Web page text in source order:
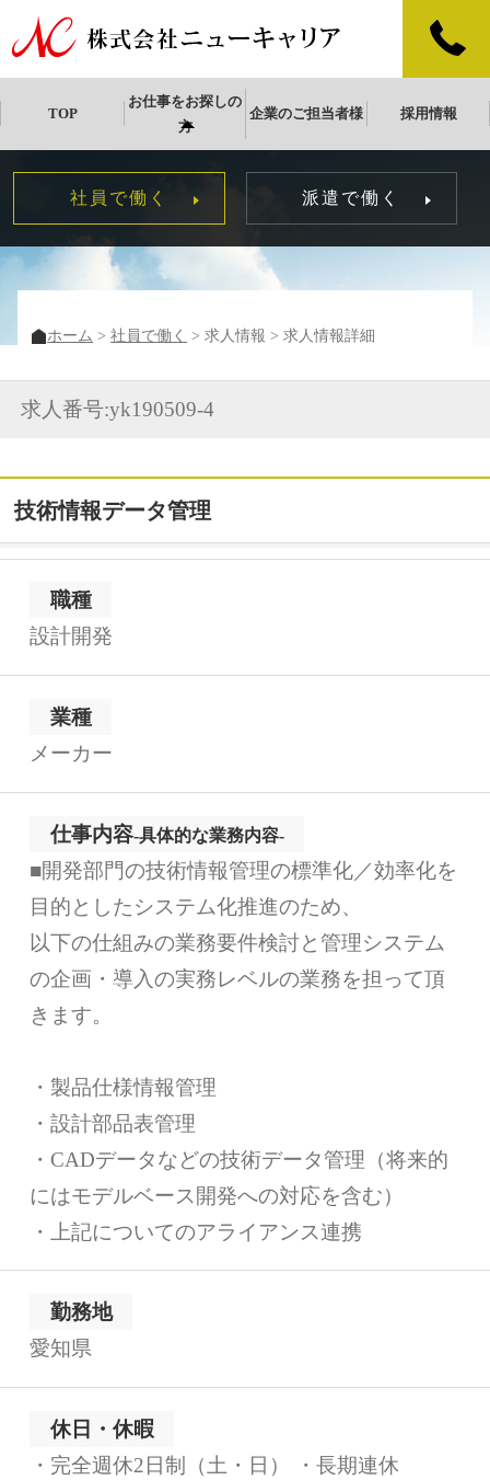
TOP
お仕事をお探しの
方
企業のご担当者様 採用情報
社員で働く 派遣で働く
ホーム 社員で働く 求人情報 求人情報詳細
求人番号:yk190509-4
技術情報データ管理
職種
設計開発
業種
メーカー
仕事内容-具体的な業務内容-
■開発部門の技術情報管理の標準化／効率化を
目的としたシステム化推進のため、
以下の仕組みの業務要件検討と管理システム
の企画・導入の実務レベルの業務を担って頂
きます。
・製品仕様情報管理
・設計部品表管理
・CADデータなどの技術データ管理（将来的
にはモデルベース開発への対応を含む）
・上記についてのアライアンス連携
勤務地
愛知県
休日・休暇
・完全週休2日制（土・日） ・長期連休